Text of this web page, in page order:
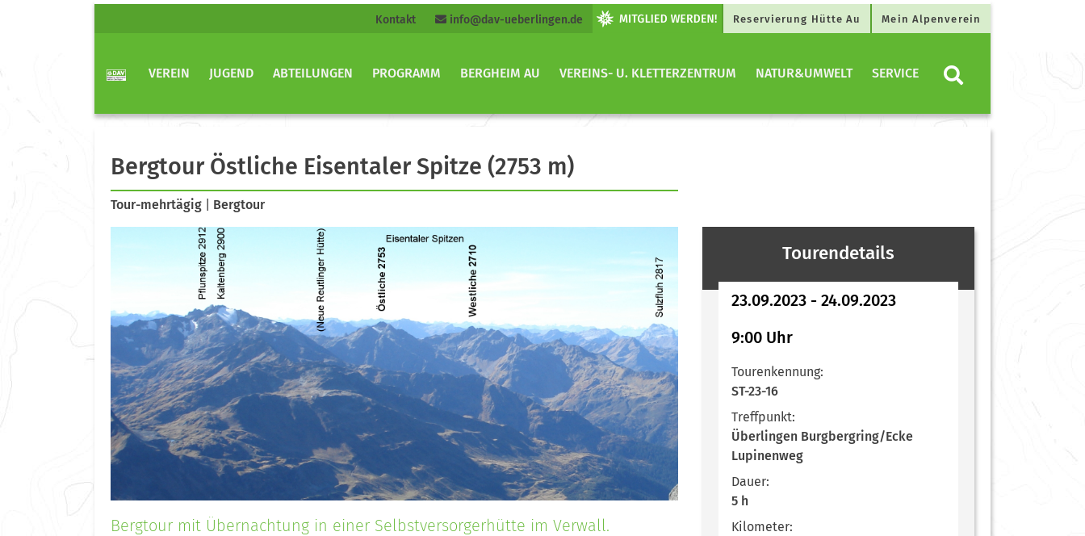
Kontakt info@dav-ueberlingen.de Reservierung Hütte Au Mein Alpenverein
VEREIN JUGEND ABTEILUNGEN PROGRAMM BERGHEIM AU VEREINS- U. KLETTERZENTRUM NATUR&UMWELT SERVICE
Bergtour Östliche Eisentaler Spitze (2753 m)
Tour-mehrtägig Bergtour
Bergtour mit Übernachtung in einer Selbstversorgerhütte im Verwall.
Tourendetails
23.09.2023 - 24.09.2023
9:00 Uhr
Tourenkennung:
ST-23-16
Treffpunkt:
Überlingen Burgbergring/Ecke
Lupinenweg
Dauer:
5 h
Kilometer: